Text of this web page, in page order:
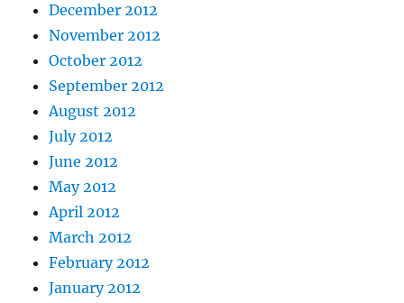
December 2012
November 2012
October 2012
September 2012
August 2012
July 2012
June 2012
May 2012
April 2012
March 2012
February 2012
January 2012